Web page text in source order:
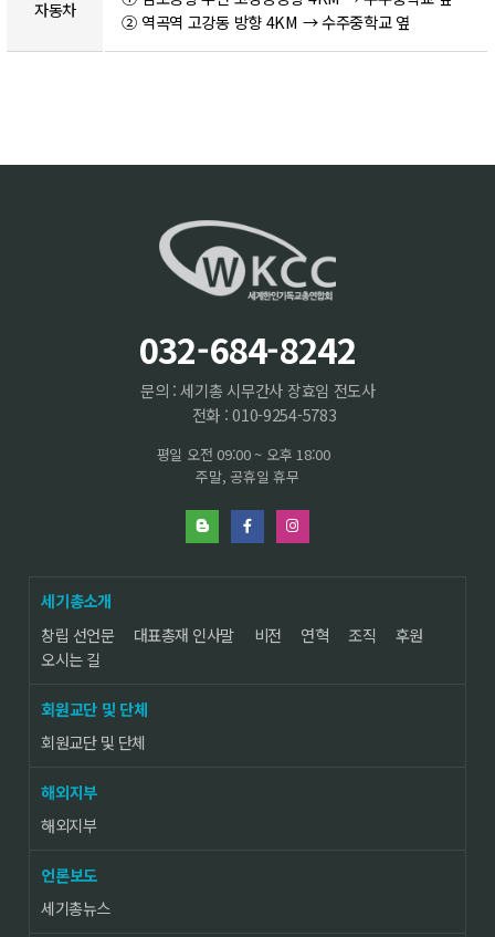
자동차
② 역곡역 고강동 방향 4KM → 수주중학교 옆
032-684-8242
문의 : 세기총 시무간사 장효임 전도사
전화 : 010-9254-5783
평일 오전 09:00 ~ 오후 18:00
주말, 공휴일 휴무
세기총소개
창립 선언문
대표총재 인사말 비전 연혁 조직
후원
오시는 길
회원교단 및 단체
회원교단 및 단체
해외지부
해외지부
언론보도
세기총뉴스